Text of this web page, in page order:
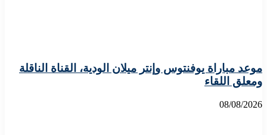
موعد مباراة يوفنتوس وإنتر ميلان الودية، القناة الناقلة
ومعلق اللقاء
08/08/2026